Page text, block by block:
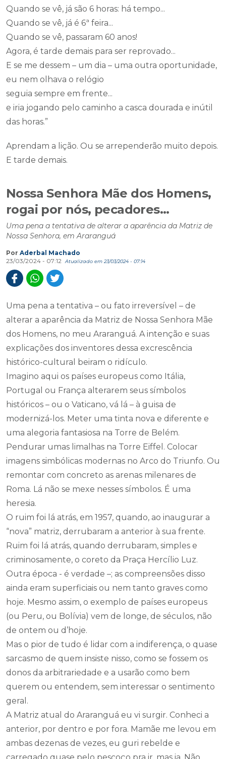
Quando se vê, já são 6 horas: há tempo...
Quando se vê, já é 6ª feira...
Quando se vê, passaram 60 anos!
Agora, é tarde demais para ser reprovado...
E se me dessem – um dia – uma outra oportunidade,
eu nem olhava o relógio
seguia sempre em frente...
e iria jogando pelo caminho a casca dourada e inútil
das horas.”
Aprendam a lição. Ou se arrependerão muito depois.
E tarde demais.
Nossa Senhora Mãe dos Homens,
rogai por nós, pecadores...
Uma pena a tentativa de alterar a aparência da Matriz de
Nossa Senhora, em Araranguá
Por Aderbal Machado
23/03/2024 - 07:12
Atualizado em 23/03/2024 - 07:14
Uma pena a tentativa – ou fato irreversível – de
alterar a aparência da Matriz de Nossa Senhora Mãe
dos Homens, no meu Araranguá. A intenção e suas
explicações dos inventores dessa excrescência
histórico-cultural beiram o ridículo.
Imagino aqui os países europeus como Itália,
Portugal ou França alterarem seus símbolos
históricos – ou o Vaticano, vá lá – à guisa de
modernizá-los. Meter uma tinta nova e diferente e
uma alegoria fantasiosa na Torre de Belém.
Pendurar umas limalhas na Torre Eiffel. Colocar
imagens simbólicas modernas no Arco do Triunfo. Ou
remontar com concreto as arenas milenares de
Roma. Lá não se mexe nesses símbolos. É uma
heresia.
O ruim foi lá atrás, em 1957, quando, ao inaugurar a
“nova” matriz, derrubaram a anterior à sua frente.
Ruim foi lá atrás, quando derrubaram, simples e
criminosamente, o coreto da Praça Hercílio Luz.
Outra época - é verdade –; as compreensões disso
ainda eram superficiais ou nem tanto graves como
hoje. Mesmo assim, o exemplo de países europeus
(ou Peru, ou Bolívia) vem de longe, de séculos, não
de ontem ou d’hoje.
Mas o pior de tudo é lidar com a indiferença, o quase
sarcasmo de quem insiste nisso, como se fossem os
donos da arbitrariedade e a usarão como bem
querem ou entendem, sem interessar o sentimento
geral.
A Matriz atual do Araranguá eu vi surgir. Conheci a
anterior, por dentro e por fora. Mamãe me levou em
ambas dezenas de vezes, eu guri rebelde e